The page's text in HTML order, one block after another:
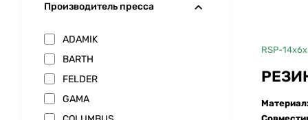
Производитель пресса
ADAMIK
BARTH
FELDER
GAMA
RSP-
Материал: